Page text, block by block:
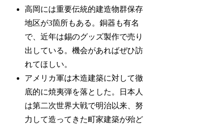
高岡には重要伝統的建造物群保存
地区が3箇所もある。銅器も有名
で、近年は錫のグッズ製作で売り
出している。機会があればぜひ訪
れてほしい。
アメリカ軍は木造建築に対して徹
底的に焼夷弾を落とした。日本人
は第二次世界大戦で明治以来、努
力して造ってきた町家建築が殆ど